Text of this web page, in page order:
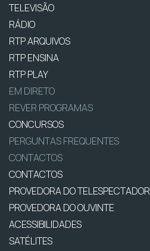
TELEVISÃO
RÁDIO
RTP ARQUIVOS
RTP ENSINA
RTP PLAY
EM DIRETO
REVER PROGRAMAS
CONCURSOS
PERGUNTAS FREQUENTES
CONTACTOS
CONTACTOS
PROVEDORA DO TELESPECTADOR
PROVEDORA DO OUVINTE
ACESSIBILIDADES
SATÉLITES